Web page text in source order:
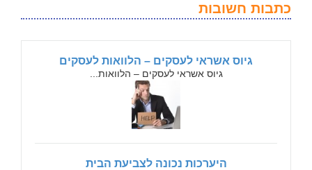
כתבות חשובות
גיוס אשראי לעסקים – הלוואות לעסקים
גיוס אשראי לעסקים – הלוואות...
היערכות נכונה לצביעת הבית